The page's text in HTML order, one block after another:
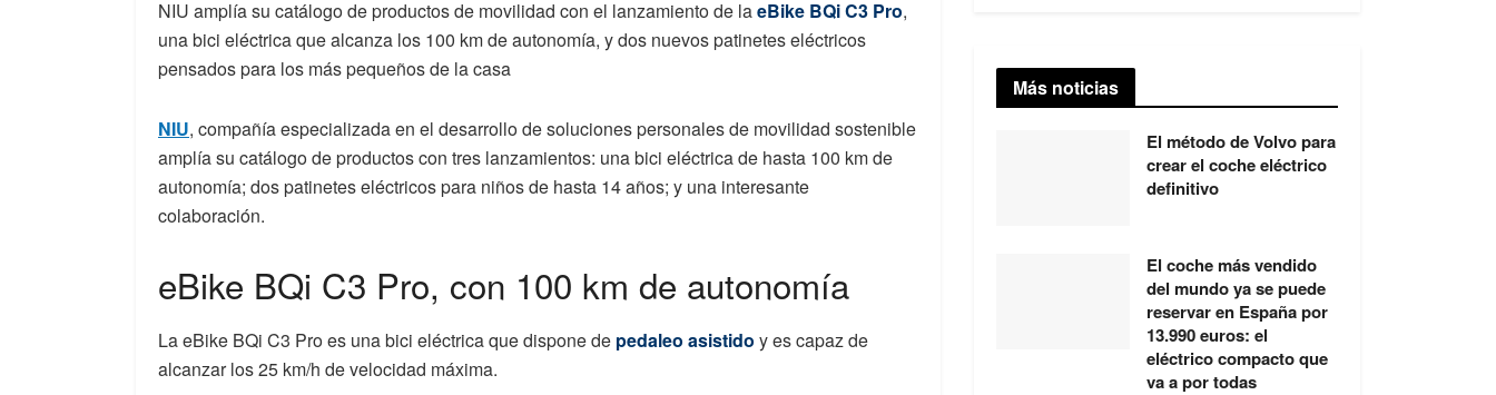
NIU amplía su catálogo de productos de movilidad con el lanzamiento de laeBike BQi C3 Pro,
una bici eléctrica que alcanza los 100 km de autonomía, y dos nuevos patinetes eléctricos
pensados para los más pequeños de la casa
NIU, compañía especializada en el desarrollo de soluciones personales de movilidad sostenible
amplía su catálogo de productos con tres lanzamientos: una bici eléctrica de hasta 100 km de
autonomía; dos patinetes eléctricos para niños de hasta 14 años; y una interesante
colaboración.
eBike BQi C3 Pro, con 100 km de autonomía
La eBike BQi C3 Pro es una bici eléctrica que dispone de pedaleo asistido y es capaz de
alcanzar los 25 km/h de velocidad máxima.
Más noticias
El método de Volvo para
crear el coche eléctrico
definitivo
El coche más vendido
del mundo ya se puede
reservar en España por
13.990 euros: el
eléctrico compacto que
va a por todas